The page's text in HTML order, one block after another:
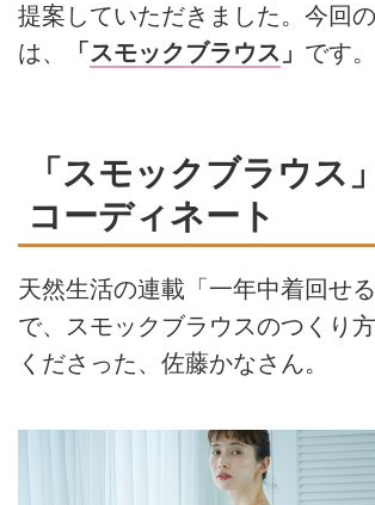
提案していただきました。今回
は、
「スモックブラウス 」 です。
「スモックブラウス
コーディネート
天然生活の連載「一年中着回せる
で、スモックブラウスのつくり
くださった、佐藤かなさん。